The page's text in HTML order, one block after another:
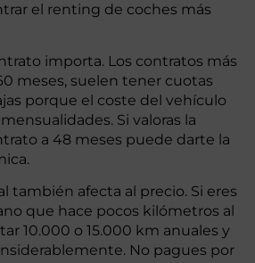
el renting de coches más
importa. Los contratos más
meses, suelen tener cuotas
porque el coste del vehículo
Si valoras la
a 48 meses puede darte la
también afecta al precio. Si eres
que hace pocos kilómetros al
10.000 o 15.000 km anuales y
No pagues por